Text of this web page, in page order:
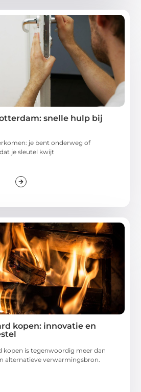
snelle hulp bij
je bent onderweg of
je sleutel kwijt
kopen: innovatie en
kopen is tegenwoordig meer dan
alternatieve verwarmingsbron.